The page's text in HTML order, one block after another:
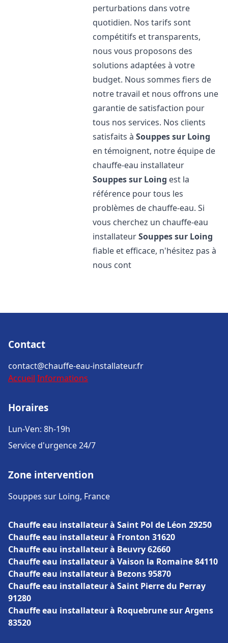
perturbations dans votre
quotidien. Nos tarifs sont
compétitifs et transparents,
nous vous proposons des
solutions adaptées à votre
budget. Nous sommes fiers de
notre travail et nous offrons une
garantie de satisfaction pour
tous nos services. Nos clients
satisfaits àSouppes sur Loing
en témoignent, notre équipe de
chauffe-eau installateur
Souppes sur Loing est la
référence pour tous les
problèmes de chauffe-eau. Si
vous cherchez un chauffe-eau
installateurSouppes sur Loing
fiable et efficace, n'hésitez pas à
nous cont
Contact
contact@chauffe-eau-installateur.fr
Accueil Informations
Horaires
Lun-Ven: 8h-19h
Service d'urgence 24/7
Zone intervention
Souppes sur Loing, France
Chauffe eau installateur à Saint Pol de Léon 29250
Chauffe eau installateur à Fronton 31620
Chauffe eau installateur à Beuvry 62660
Chauffe eau installateur à Vaison la Romaine 84110
Chauffe eau installateur à Bezons 95870
Chauffe eau installateur à Saint Pierre du Perray
91280
Chauffe eau installateur à Roquebrune sur Argens
83520